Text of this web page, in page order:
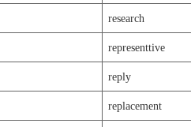
research
representtive
reply
replacement